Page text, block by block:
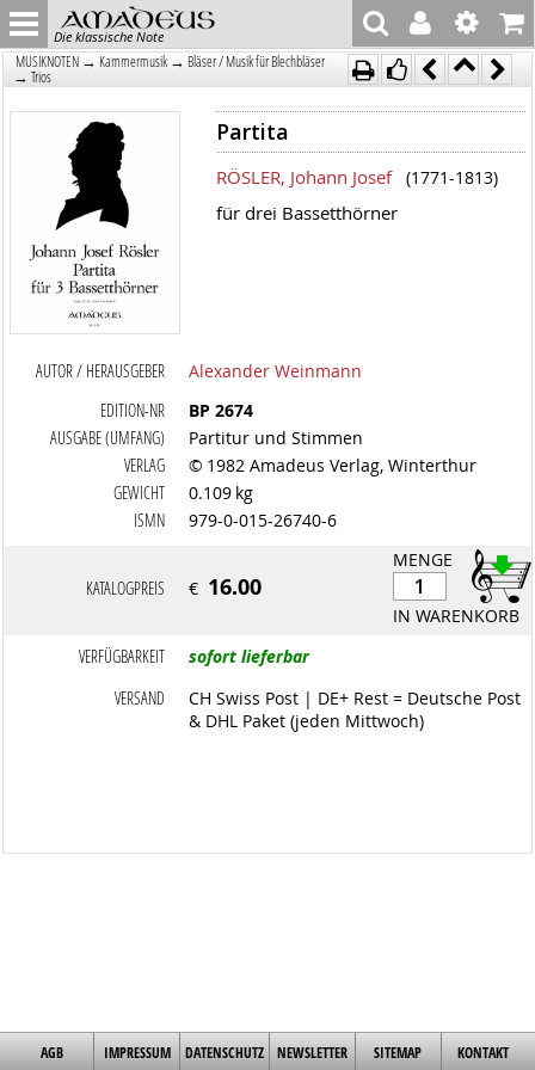
Die klassische Note
MUSIKNOTEN → Kammermusik → Bläser / Musik für Blechbläser
→ Trios
Partita
RÖSLER, Johann Josef (1771-1813)
für drei Bassetthörner
AUTOR / HERAUSGEBER
Alexander Weinmann
EDITION-NR
BP 2674
AUSGABE (UMFANG)
Partitur und Stimmen
VERLAG
© 1982 Amadeus Verlag, Winterthur
GEWICHT
0.109 kg
ISMN
979-0-015-26740-6
MENGE
IN WARENKORB
KATALOGPREIS € 16.00
VERFÜGBARKEIT
sofort lieferbar
VERSAND
CH Swiss Post | DE+ Rest = Deutsche Post
& DHL Paket (jeden Mittwoch)
AGB IMPRESSUM DATENSCHUTZ NEWSLETTER SITEMAP KONTAKT